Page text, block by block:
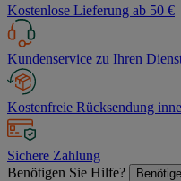
Kostenlose Lieferung ab 50 €
Kundenservice zu Ihren
Kostenfreie Rücksendung
Sichere Zahlung
Benötigen Sie Hilfe?